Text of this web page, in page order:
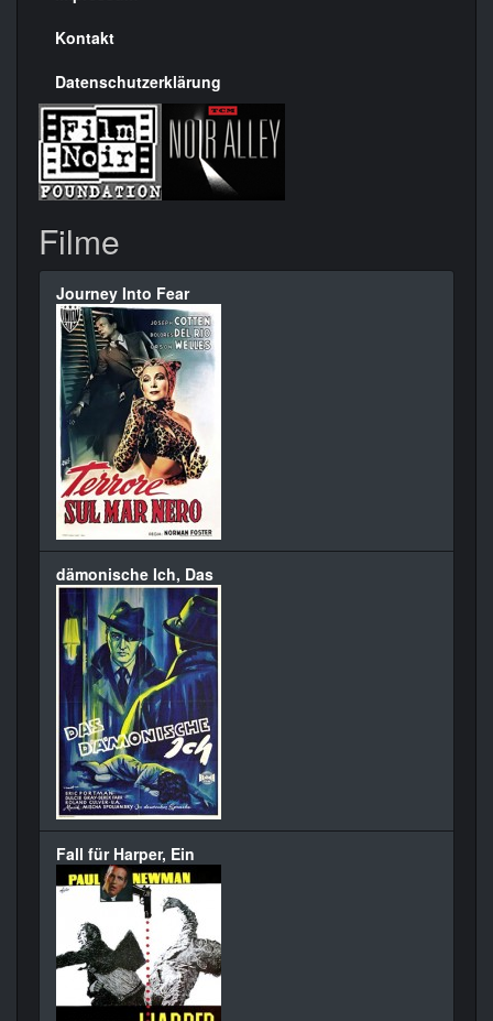
Kontakt
Datenschutzerklärung
Filme
Journey Into Fear
dämonische Ich, Das
Fall für Harper, Ein